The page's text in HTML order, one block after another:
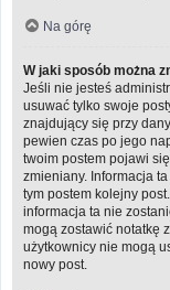
Na górę
W jaki sposób można
Jeśli nie jesteś
usuwać tylko swoje
znajdujący się przy
pewien czas po jego
twoim postem pojawi
zmieniany. Informacja
tym postem kolejny
informacja ta nie
mogą zostawić notatkę
użytkownicy nie mogą
nowy post.